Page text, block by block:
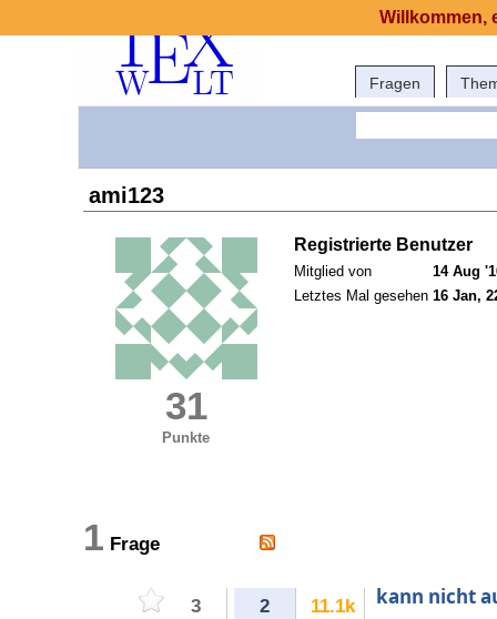
Fragen
ami123
31
Punkte
Registrierte Benutzer
Mitglied von
14 Aug
Letztes Mal gesehen 16 Jan,
1 Frage
3 2 11.1k kann nicht
Willkommen,